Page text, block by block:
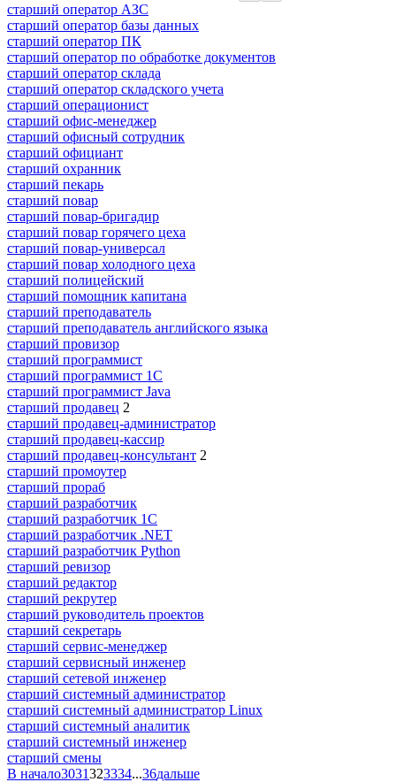
старший оператор АЗС
старший оператор базы данных
старший оператор ПК
старший оператор по обработке документов
старший оператор склада
старший оператор складского учета
старший операционист
старший офис-менеджер
старший офисный сотрудник
старший официант
старший охранник
старший пекарь
старший повар
старший повар-бригадир
старший повар горячего цеха
старший повар-универсал
старший повар холодного цеха
старший полицейский
старший помощник капитана
старший преподаватель
старший преподаватель английского языка
старший провизор
старший программист
старший программист 1С
старший программист Java
старший продавец 2
старший продавец-администратор
старший продавец-кассир
старший продавец-консультант 2
старший промоутер
старший прораб
старший разработчик
старший разработчик 1С
старший разработчик .NET
старший разработчик Python
старший ревизор
старший редактор
старший рекрутер
старший руководитель проектов
старший секретарь
старший сервис-менеджер
старший сервисный инженер
старший сетевой инженер
старший системный администратор
старший системный администратор Linux
старший системный аналитик
старший системный инженер
старший смены
В начало3031323334...36дальше